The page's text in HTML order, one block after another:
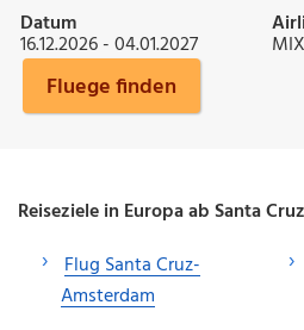
Datum
16.12.2026 - 04.01.2027 MIX
Fluege finden
Reiseziele in Europa ab Santa Cruz
Flug Santa Cruz-
Amsterdam